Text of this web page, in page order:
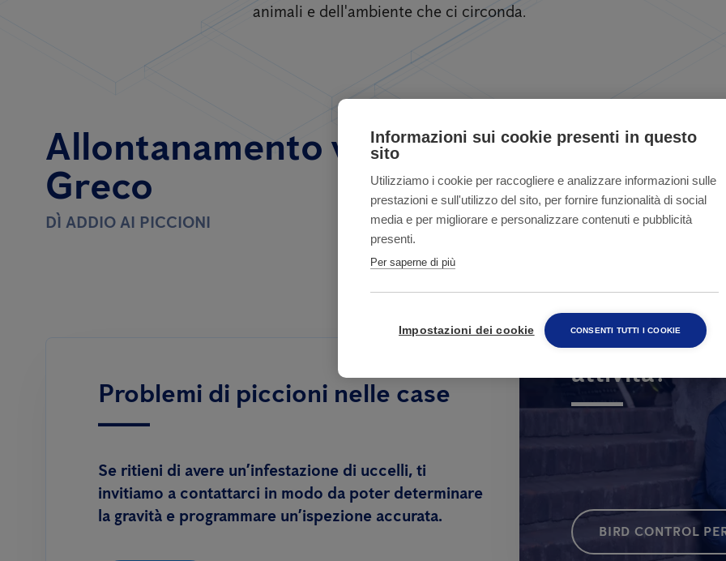
animali e dell'ambiente che ci circonda.
Allontanamento volatili per privati ​​e
Greco
DÌ ADDIO AI PICCIONI
Problemi di piccioni nelle case
Se ritieni di avere un’infestazione di uccelli, ti
invitiamo a contattarci in modo da poter determinare
la gravità e programmare un’ispezione accurata.
Hai bisogno
attività?
BIRD CONTROL
Informazioni sui cookie presenti in questo
sito
Utilizziamo i cookie per raccogliere e analizzare informazioni sulle
prestazioni e sull'utilizzo del sito, per fornire funzionalità di social
media e per migliorare e personalizzare contenuti e pubblicità
presenti.
Per saperne di più
Impostazioni dei cookie CONSENTI TUTTI I COOKIE